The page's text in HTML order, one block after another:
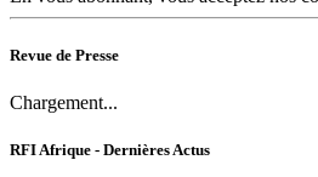
Revue de Presse
Chargement...
RFI Afrique - Dernières Actus